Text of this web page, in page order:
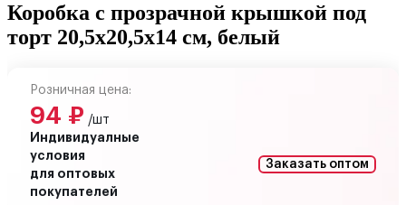
Коробка с прозрачной крышкой под
торт 20,5х20,5х14 см, белый
Розничная цена:
94 ₽ /шт
Индивидуалные
условия
для оптовых
покупателей
Заказать оптом